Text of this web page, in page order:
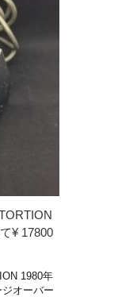
¥ 17800
1980年
オーバー